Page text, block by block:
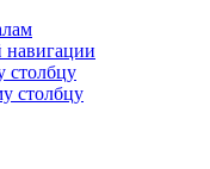
навигации
столбцу
столбцу